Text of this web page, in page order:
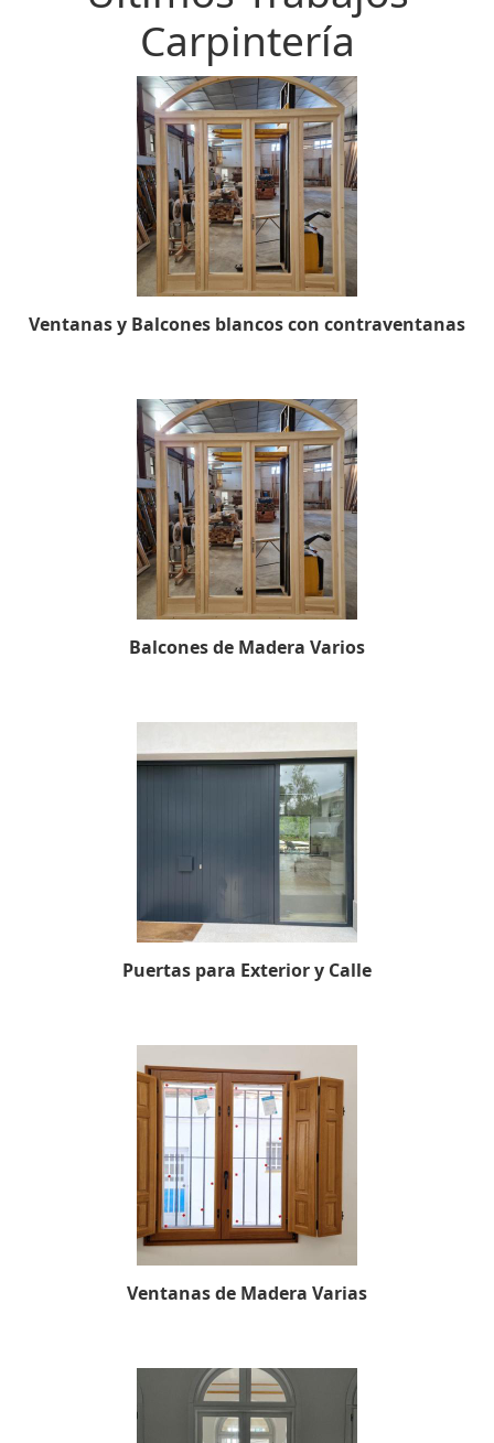
Carpintería
Ventanas y Balcones blancos con contraventanas
Balcones de Madera Varios
Puertas para Exterior y Calle
Ventanas de Madera Varias